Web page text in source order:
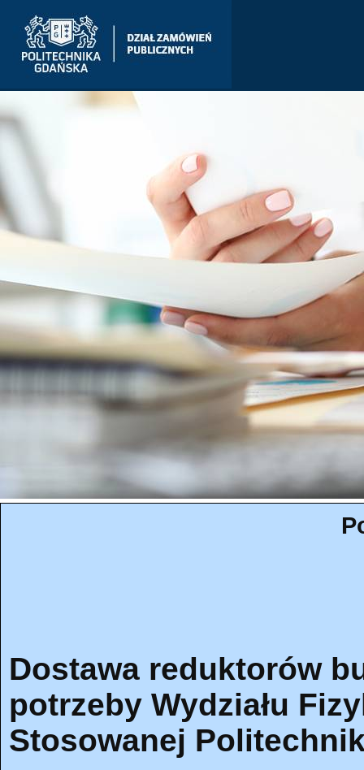
Dostawa reduktorów
potrzeby Wydziału
Stosowanej